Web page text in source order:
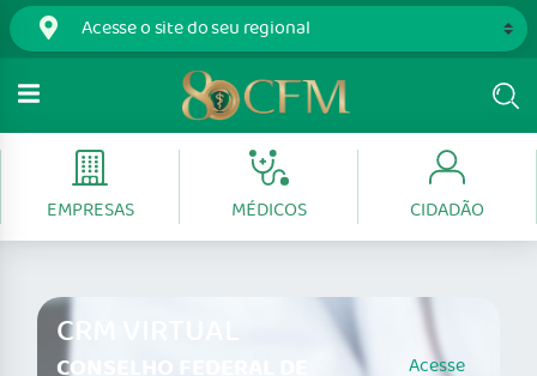
EMPRESAS MÉDICOS CIDADÃO
CRM VIRTUAL
Acesse